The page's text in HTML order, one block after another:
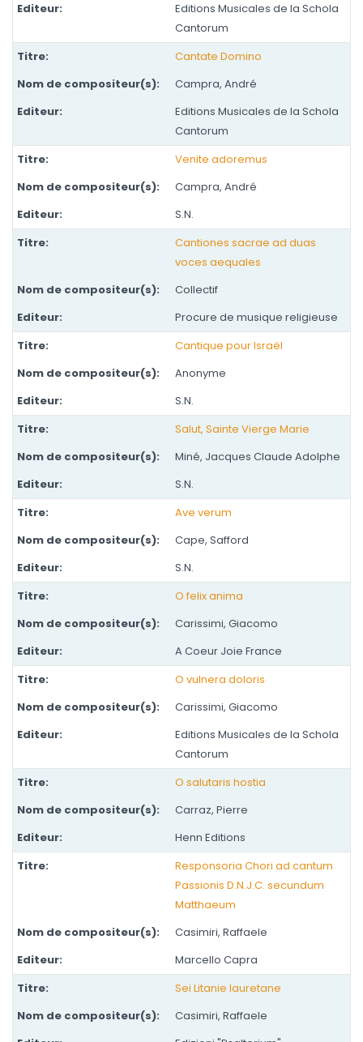
Editions Musicales de la Schola
Cantorum
Cantate Domino
Campra, André
Editions Musicales de la Schola
Cantorum
Venite adoremus
Campra, André
S.N.
Cantiones sacrae ad duas
voces aequales
Collectif
Procure de musique religieuse
Cantique pour Israël
Anonyme
S.N.
Salut, Sainte Vierge Marie
Miné, Jacques Claude Adolphe
S.N.
Ave verum
Cape, Safford
S.N.
O felix anima
Carissimi, Giacomo
A Coeur Joie France
O vulnera doloris
Carissimi, Giacomo
Editions Musicales de la Schola
Cantorum
O salutaris hostia
Carraz, Pierre
Henn Editions
Responsoria Chori ad cantum
Passionis D.N.J.C. secundum
Matthaeum
Casimiri, Raffaele
Marcello Capra
Sei Litanie lauretane
Casimiri, Raffaele